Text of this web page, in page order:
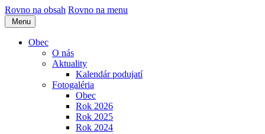
Rovno na obsah Rovno na menu
Menu
Obec
O nás
Aktuality
Kalendár podujatí
Fotogaléria
Obec
Rok 2026
Rok 2025
Rok 2024